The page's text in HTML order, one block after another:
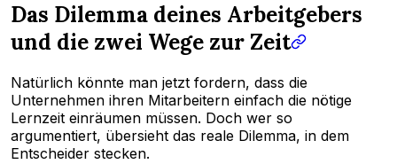
Das Dilemma deines Arbeitgebers
und die zwei Wege zur Zeit
Natürlich könnte man jetzt fordern, dass die
Unternehmen ihren Mitarbeitern einfach die nötige
Lernzeit einräumen müssen. Doch wer so
argumentiert, übersieht das reale Dilemma, in dem
Entscheider stecken.